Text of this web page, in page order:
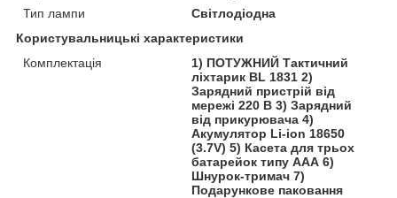
Тип лампи
Світлодіодна
Користувальницькі характеристики
Комплектація
1) ПОТУЖНИЙ Тактичний
ліхтарик BL 1831 2)
Зарядний пристрій від
мережі 220 В 3) Зарядний
від прикурювача 4)
Акумулятор Li-ion 18650
(3.7V) 5) Касета для трьох
батарейок типу ААА 6)
Шнурок-тримач 7)
Подарункове паковання